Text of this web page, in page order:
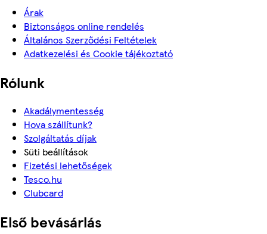
Árak
Biztonságos online rendelés
Általános Szerződési Feltételek
Adatkezelési és Cookie tájékoztató
Rólunk
Akadálymentesség
Hova szállítunk?
Szolgáltatás díjak
Süti beállítások
Fizetési lehetőségek
Tesco.hu
Clubcard
Első bevásárlás